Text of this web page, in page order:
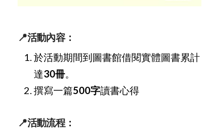
📍活動內容：​
於活動期間到圖書館借閱實體圖書累計
達30冊。
撰寫一篇500字讀書心得
📍活動流程：